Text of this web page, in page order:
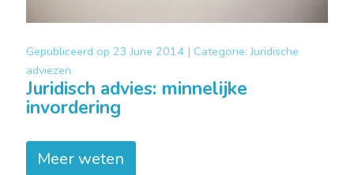
Gepubliceerd op 23 June 2014 | Categorie:Juridische
adviezen
Juridisch advies: minnelijke
invordering
Meer weten